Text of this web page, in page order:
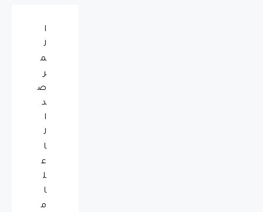
‏ا
ل
م
ر
ص
د
ا
ل
ا
ع
ل
ا
م